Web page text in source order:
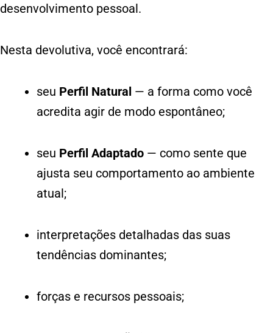
desenvolvimento pessoal.
Nesta devolutiva, você encontrará:
seu Perfil Natural — a forma como você
acredita agir de modo espontâneo;
seu Perfil Adaptado — como sente que
ajusta seu comportamento ao ambiente
atual;
interpretações detalhadas das suas
tendências dominantes;
forças e recursos pessoais;